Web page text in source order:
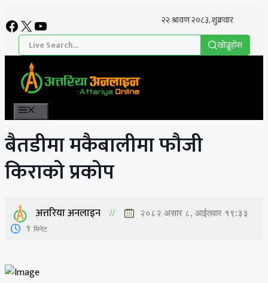
to
content
Facebook
X YouTube
खाेज्नुहाेस
बैतडीमा मकैबालीमा फौजी
किराको प्रकोप
अत्तरिया अनलाइन २०८२ असार ८, आईतवार १९:३३
1 मिनेट